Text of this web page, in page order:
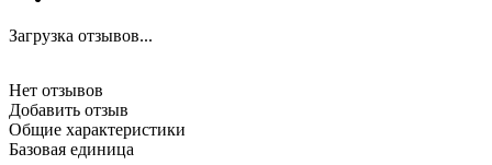
Загрузка отзывов...
Нет отзывов
Добавить отзыв
Общие характеристики
Базовая единица